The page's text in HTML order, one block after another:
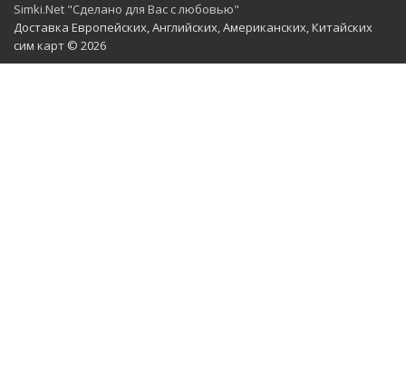
Simki.Net "Сделано для Вас с любовью"
Доставка Европейских, Английских, Американских, Китайских
сим карт © 2026